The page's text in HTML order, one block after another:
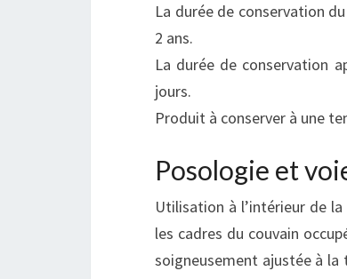
La durée de conservation
2 ans.
La durée de conservation
jours.
Produit à conserver à une
Posologie et
Utilisation à l’intérieur de
les cadres du couvain
soigneusement ajustée à